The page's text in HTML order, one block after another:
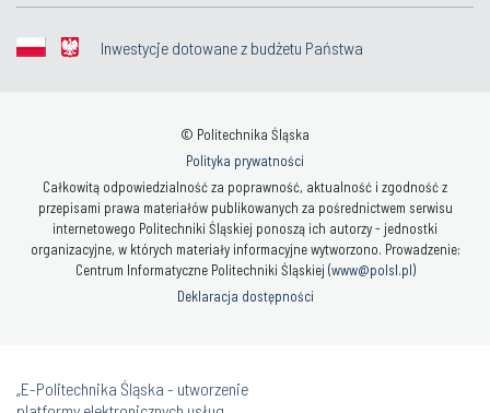
Inwestycje dotowane z budżetu Państwa
© Politechnika Śląska
Polityka prywatności
Całkowitą odpowiedzialność za poprawność, aktualność i zgodność z
przepisami prawa materiałów publikowanych za pośrednictwem serwisu
internetowego Politechniki Śląskiej ponoszą ich autorzy - jednostki
organizacyjne, w których materiały informacyjne wytworzono. Prowadzenie:
Centrum Informatyczne Politechniki Śląskiej (www@polsl.pl)
Deklaracja dostępności
„E-Politechnika Śląska - utworzenie